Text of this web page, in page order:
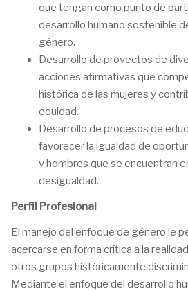
que tengan como punto de
desarrollo humano sostenible
género.
Desarrollo de proyectos de
acciones afirmativas que
histórica de las mujeres y
equidad.
Desarrollo de procesos de
favorecer la igualdad de
y hombres que se encuentran
desigualdad.
Perfil Profesional
El manejo del enfoque de género le
acercarse en forma crítica a la
otros grupos históricamente
Mediante el enfoque del desarrollo